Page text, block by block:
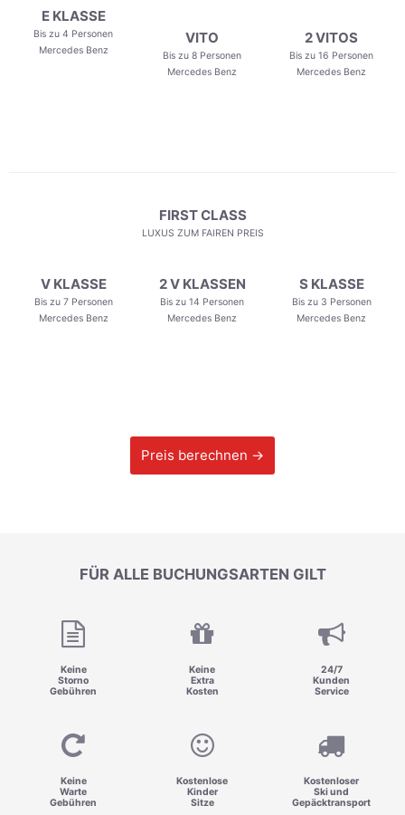
E KLASSE
Bis zu 4 Personen
Mercedes Benz
VITO
Bis zu 8 Personen
Mercedes Benz
2 VITOS
Bis zu 16 Personen
Mercedes Benz
FIRST CLASS
LUXUS ZUM FAIREN PREIS
V KLASSE
Bis zu 7 Personen
Mercedes Benz
2 V KLASSEN
Bis zu 14 Personen
Mercedes Benz
S KLASSE
Bis zu 3 Personen
Mercedes Benz
Preis berechnen →
FÜR ALLE BUCHUNGSARTEN GILT
Keine
Storno
Gebühren
Keine
Extra
Kosten
24/7
Kunden
Service
Keine
Warte
Gebühren
Kostenlose
Kinder
Sitze
Kostenloser
Ski und
Gepäcktransport